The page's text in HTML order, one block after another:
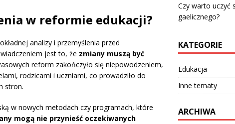
w reformie edukacji?
analizy i przemyślenia przed
jest to, że zmiany muszą być
reform zakończyło się niepowodzeniem,
rodzicami i uczniami, co prowadziło do
stron.
w nowych metodach czy programach, które
mogą nie przynieść oczekiwanych
Czy warto uczyć
gaelicznego?
KATEGORIE
Edukacja
Inne tematy
ARCHIWA